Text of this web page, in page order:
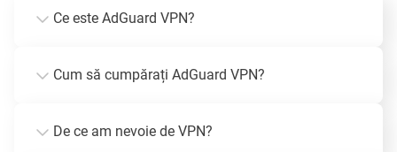
Ce este AdGuard VPN?
Cum să cumpărați AdGuard VPN?
De ce am nevoie de VPN?